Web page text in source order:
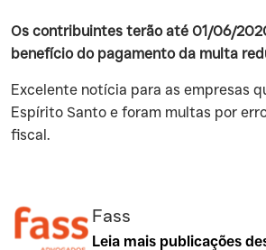
Os contribuintes terão até 01/06/
benefício do pagamento da multa
‍Excelente notícia para as empresas
Espírito Santo e foram multas por
fiscal.
Fass
Leia mais publicações